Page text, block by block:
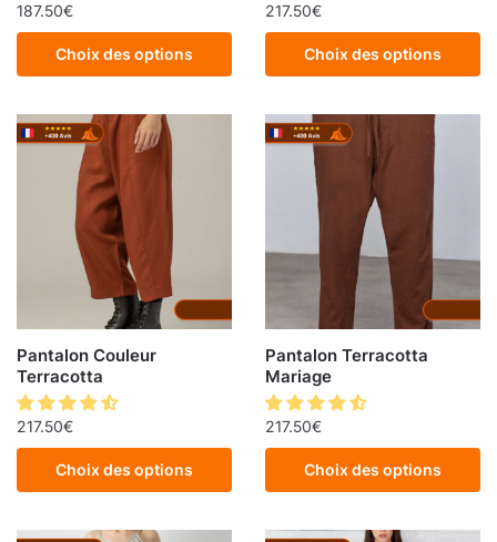
187.50€
Choix des options
217.50€
Choix des options
Pantalon Couleur
Terracotta
217.50€
Choix des options
Pantalon Terracotta
Mariage
217.50€
Choix des options